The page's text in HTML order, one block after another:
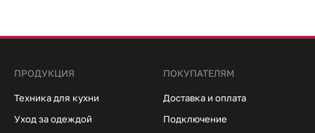
ПРОДУКЦИЯ
Техника для кухни
Уход за одеждой
ПОКУПАТЕЛЯМ
Доставка и оплата
Подключение